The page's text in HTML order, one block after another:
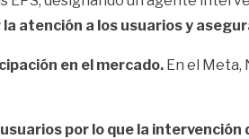
atención a los usuarios y
en el mercado. En el Meta,
por lo que la